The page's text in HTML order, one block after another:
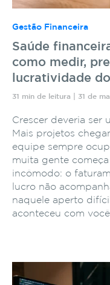
Gestão Financeira
Saúde
como medir,
lucratividade
31 min de leitura | 31 de
Crescer deveria ser
Mais projetos
equipe sempre
muita gente
incômodo: o
lucro não
naquele aperto
aconteceu com